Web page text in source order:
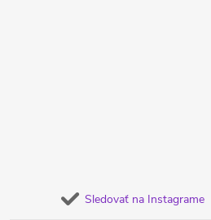
Sledovať na Instagrame